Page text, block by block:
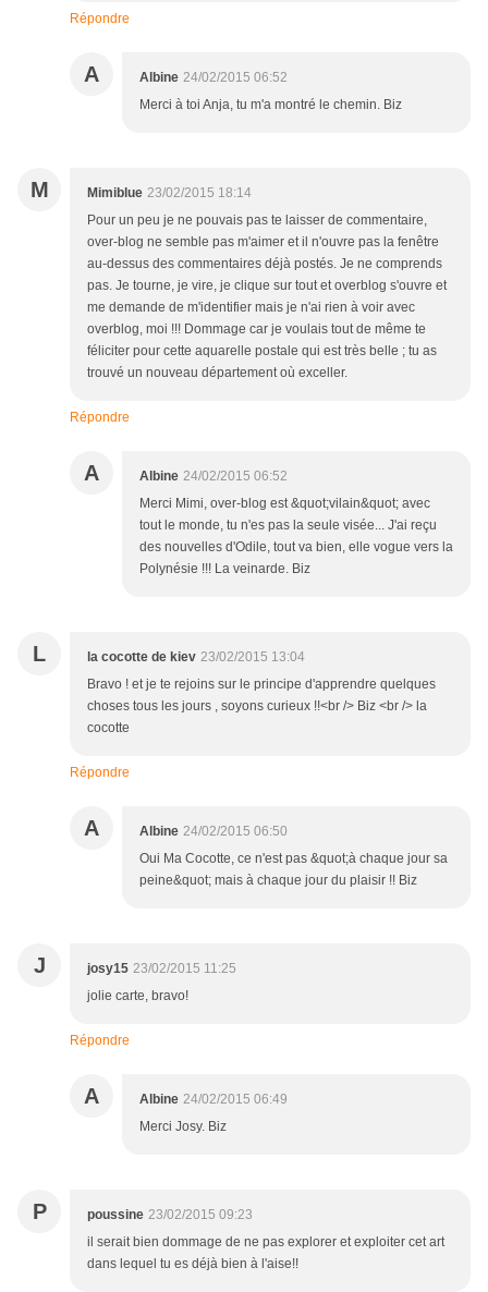
Répondre
A Albine 24/02/2015 06:52
Merci à toi Anja, tu m'a montré le chemin. Biz
M Mimiblue 23/02/2015 18:14
Pour un peu je ne pouvais pas te laisser de commentaire,
over-blog ne semble pas m'aimer et il n'ouvre pas la fenêtre
au-dessus des commentaires déjà postés. Je ne comprends
pas. Je tourne, je vire, je clique sur tout et overblog s'ouvre et
me demande de m'identifier mais je n'ai rien à voir avec
overblog, moi !!! Dommage car je voulais tout de même te
féliciter pour cette aquarelle postale qui est très belle ; tu as
trouvé un nouveau département où exceller.
Répondre
A Albine 24/02/2015 06:52
Merci Mimi, over-blog est &quot;vilain&quot; avec
tout le monde, tu n'es pas la seule visée... J'ai reçu
des nouvelles d'Odile, tout va bien, elle vogue vers la
Polynésie !!! La veinarde. Biz
L la cocotte de kiev 23/02/2015 13:04
Bravo ! et je te rejoins sur le principe d'apprendre quelques
choses tous les jours , soyons curieux !!<br /> Biz <br /> la
cocotte
Répondre
A Albine 24/02/2015 06:50
Oui Ma Cocotte, ce n'est pas &quot;à chaque jour sa
peine&quot; mais à chaque jour du plaisir !! Biz
J josy15 23/02/2015 11:25
jolie carte, bravo!
Répondre
A Albine 24/02/2015 06:49
Merci Josy. Biz
P poussine 23/02/2015 09:23
il serait bien dommage de ne pas explorer et exploiter cet art
dans lequel tu es déjà bien à l'aise!!